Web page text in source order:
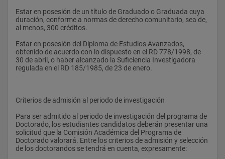
Para garantizar la calidad de la tesis doctoral el doctorando
aportará una publicación de calidad firmada por él que incluya
informe pormenorizado de un experto en la materia. Dicho
experto deberá ser ajeno a la Universidad de Granada, a la
universidad de procedencia del doctorando o de sus directores
y además no podrá formar parte del Tribunal de la Tesis. El
Todo esto se acompañará de dos ejemplares de la tesis, uno
doctorando) y otro en formato electrónico, que quedarán en
depósito y en exposición pública durante 15 días naturales. El
ejemplar en formato electrónico se remitirá a la biblioteca
universitaria que lo incorporará a la web de la universidad para
que pueda ser consultado por los doctores; el otro ejemplar
Estar en posesión de un título de Graduado o Graduada cuya
duración, conforme a normas de derecho comunitario, sea de,
al menos, 300 créditos.
Estar en posesión del Diploma de Estudios Avanzados,
obtenido de acuerdo con lo dispuesto en el RD 778/1998, de
30 de abril, o haber alcanzado la Suficiencia Investigadora
regulada en el RD 185/1985, de 23 de enero.
Criterios de admisión al periodo de investigación
Para ser admitido al periodo de investigación del programa de
Doctorado, los estudiantes candidatos deberán presentar una
solicitud que la Comisión Académica del Programa de
Doctorado valorará. Entre los criterios de admisión y selección
de los doctorandos se tendrá en cuenta, expresamente: